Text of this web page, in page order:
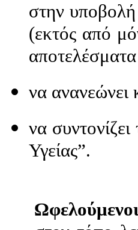
στην υποβολή
(εκτός από
να ανανεώνει
να
Υγείας”.